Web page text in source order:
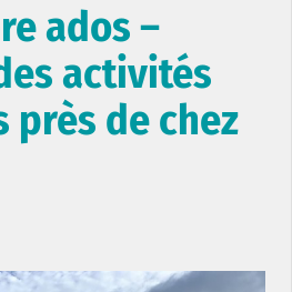
ados –
activités
près de chez